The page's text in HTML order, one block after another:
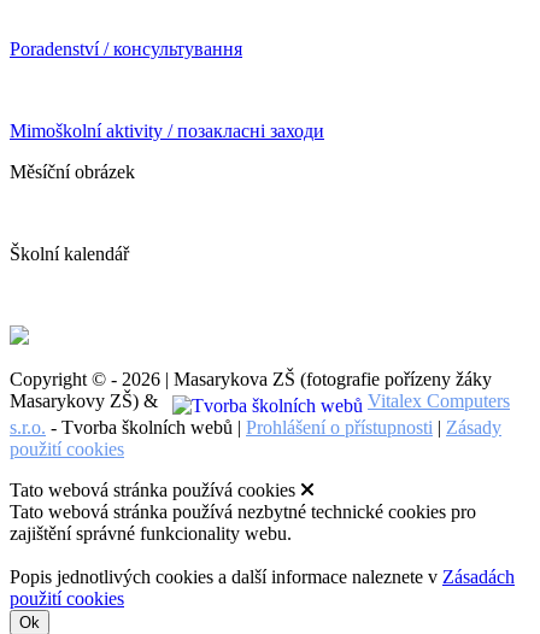
Poradenství / консультування
Mimoškolní aktivity / позакласні заходи
Měsíční obrázek
Školní kalendář
Copyright © - 2026 | Masarykova ZŠ (fotografie pořízeny žáky
Masarykovy ZŠ) &
Vitalex Computers
s.r.o. - Tvorba školních webů | Prohlášení o přístupnosti
Zásady
použití cookies
Tato webová stránka používá cookies
Tato webová stránka používá nezbytné technické cookies pro
zajištění správné funkcionality webu.
Popis jednotlivých cookies a další informace naleznete v Zásadách
použití cookies
Ok